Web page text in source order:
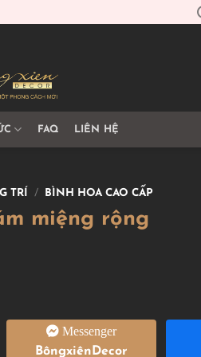
FAQ LIÊN HỆ
TRÍ / BÌNH HOA CAO CẤP
miệng rộng
Messenger
BôngxiênDecor